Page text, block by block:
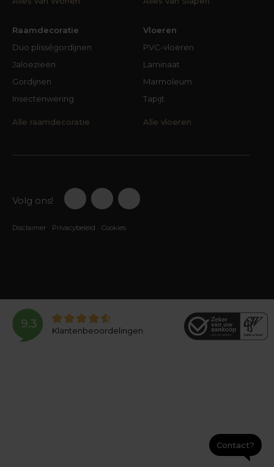
Raamdecoratie
Duo plisségordijnen
Jaloezieën
Gordijnen
Insectenwering
Alle raamdecoratie
Vloeren
PVC-vloeren
Laminaat
Marmoleum
Tapijt
Alle vloeren
Volg ons!
Disclaimer Privacybeleid Cookies
9,3
Klantenbeoordelingen
Contact?